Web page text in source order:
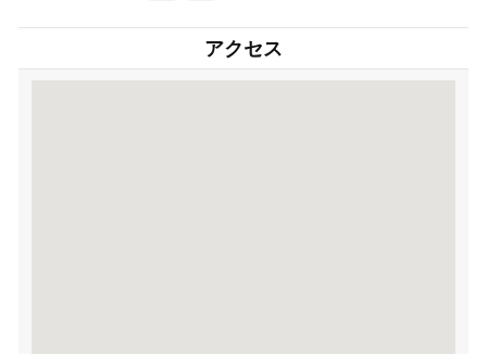
アクセス